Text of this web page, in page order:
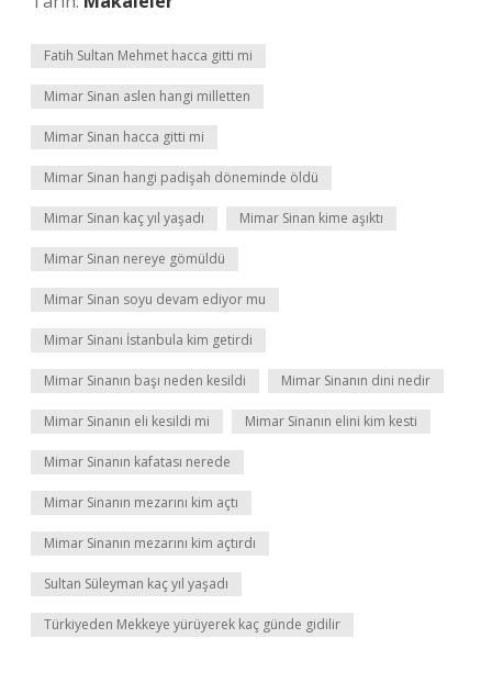
Fatih Sultan Mehmet hacca gitti mi
Mimar Sinan aslen hangi milletten
Mimar Sinan hacca gitti mi
Mimar Sinan hangi padişah döneminde öldü
Mimar Sinan kaç yıl yaşadı Mimar Sinan kime aşıktı
Mimar Sinan nereye gömüldü
Mimar Sinan soyu devam ediyor mu
Mimar Sinanı İstanbula kim getirdi
Mimar Sinanın başı neden kesildi Mimar Sinanın dini nedir
Mimar Sinanın eli kesildi mi Mimar Sinanın elini kim kesti
Mimar Sinanın kafatası nerede
Mimar Sinanın mezarını kim açtı
Mimar Sinanın mezarını kim açtırdı
Sultan Süleyman kaç yıl yaşadı
Türkiyeden Mekkeye yürüyerek kaç günde gidilir